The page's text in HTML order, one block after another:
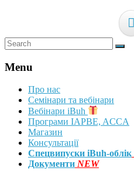
Menu
Про нас
Семінари та вебінари
Вебінари iBuh
Програми IAPBE, ACCA
Магазин
Консультації
Спецвипуски iBuh-облік
Документи NEW